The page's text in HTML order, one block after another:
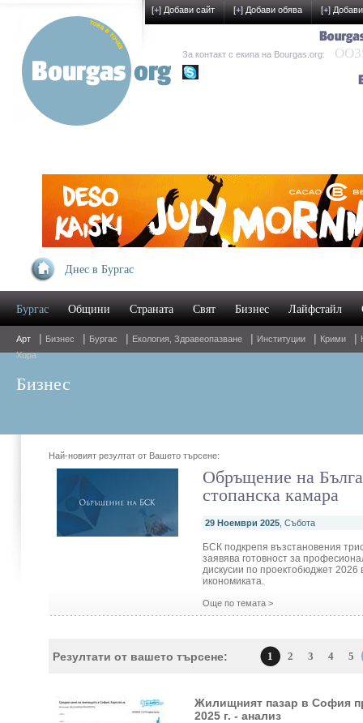
Днес в Бургас
Бургас Общини Страната Свят Бизнес Лайфстайл
Арт | Бизнес | Бургас | Екология, Здравеопазване | Институции | Крими |
Хора
Бизнес
Най-новият резултат от Вашето търсене:
Обръщение на
стопанска камара
29 Ноември 2025 , Събота
БСК подкрепя възстановения
заявява готовност за
дискусии по проектобюджет 2026
икономиката.
Още по темата >
Резултати от вашето търсене: 1 2 3 4 5
Жилищният пазар в София
2025 г. - анализ
[+] Добави сайт [+] Добави обява [+]
За контакт с екипа на Bourgas.org: